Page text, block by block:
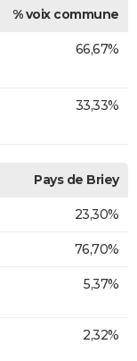
% voix commune
66,67%
33,33%
Pays de Briey
23,30%
76,70%
5,37%
2,32%